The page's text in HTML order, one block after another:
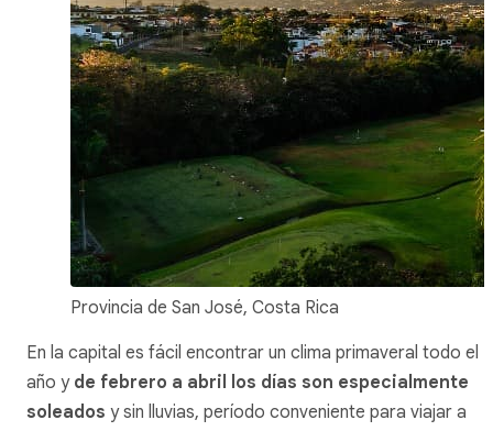
Provincia de San José, Costa Rica
En la capital es fácil encontrar un clima primaveral todo el
año y de febrero a abril los días son especialmente
soleados y sin lluvias, período conveniente para viajar a